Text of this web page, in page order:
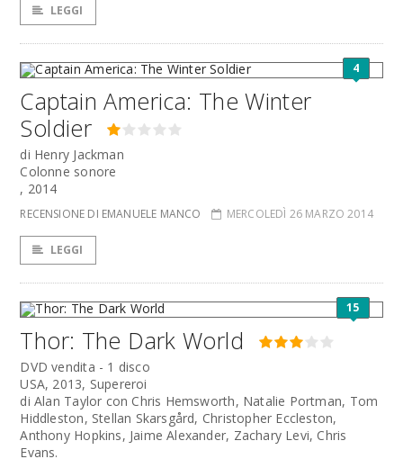
LEGGI
4
Captain America: The Winter
Soldier
di Henry Jackman
Colonne sonore
, 2014
RECENSIONE DI EMANUELE MANCO MERCOLEDÌ 26 MARZO 2014
LEGGI
15
Thor: The Dark World
DVD vendita - 1 disco
USA, 2013, Supereroi
di Alan Taylor con Chris Hemsworth, Natalie Portman, Tom
Hiddleston, Stellan Skarsgård, Christopher Eccleston,
Anthony Hopkins, Jaime Alexander, Zachary Levi, Chris
Evans.